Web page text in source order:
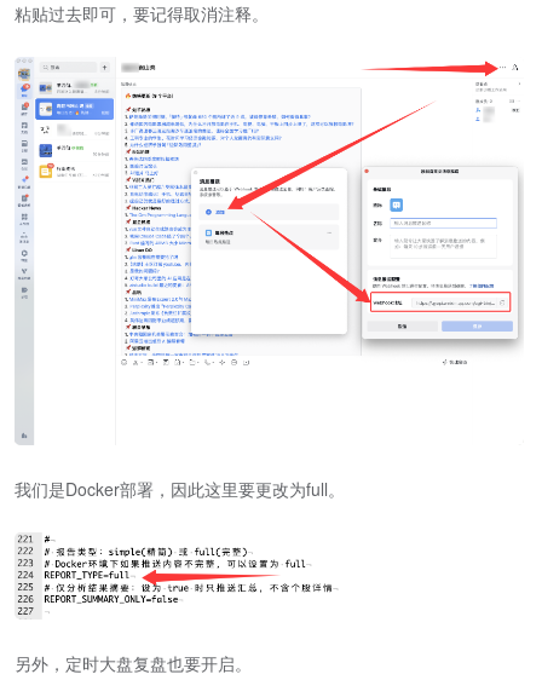
粘贴过去即可，要记得取消注释。
我们是Docker部署，因此这里要更改为full。
另外，定时大盘复盘也要开启。